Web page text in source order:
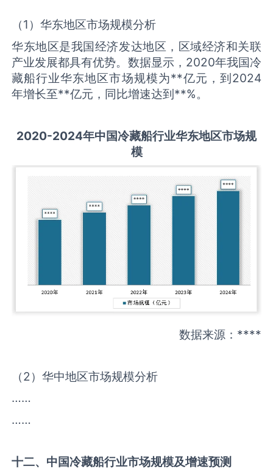
（1）华东地区市场规模分析
华东地区是我国经济发达地区，区域经济和关联
产业发展都具有优势。数据显示，2020年我国冷
藏船行业华东地区市场规模为**亿元，到2024
年增长至**亿元，同比增速达到**%。
2020-2024年中国冷藏船行业华东地区市场规
模
数据来源：****
（2）华中地区市场规模分析
……
……
十二、中国冷藏船行业市场规模及增速预测